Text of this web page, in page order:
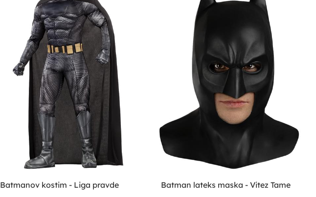
Batmanov kostim - Liga pravde Batman lateks maska - Vitez Tame